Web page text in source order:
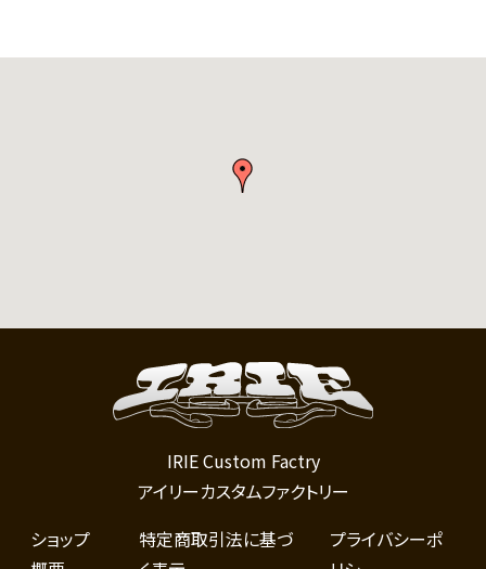
IRIE Custom Factry
アイリーカスタムファクトリー
ショップ
特定商取引法に基づ
プライバシーポ